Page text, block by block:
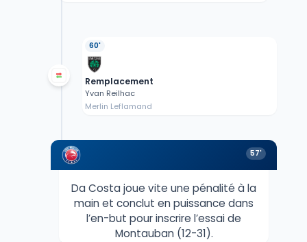
60'
Remplacement
Yvan Reilhac
Merlin Leflamand
57'
Da Costa joue vite une pénalité à la
main et conclut en puissance dans
l’en-but pour inscrire l’essai de
Montauban (12-31).